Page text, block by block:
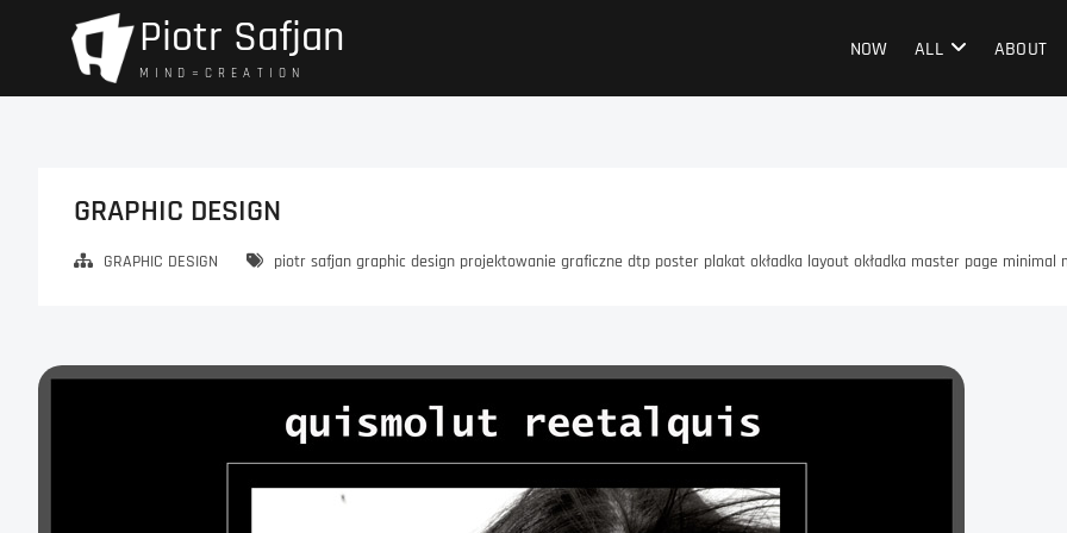
Piotr Safjan
M I N D = C R E A T I O N
NOW ALL ABOUT
GRAPHIC DESIGN
GRAPHIC DESIGN piotr safjan graphic design projektowanie graficzne dtp poster plakat okładka layout okładka master page minimal